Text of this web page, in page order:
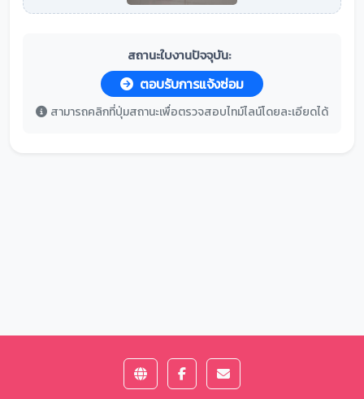
สถานะใบงานปัจจุบัน:
ตอบรับการแจ้งซ่อม
สามารถคลิกที่ปุ่มสถานะเพื่อตรวจสอบไทม์ไลน์โดยละเอียดได้